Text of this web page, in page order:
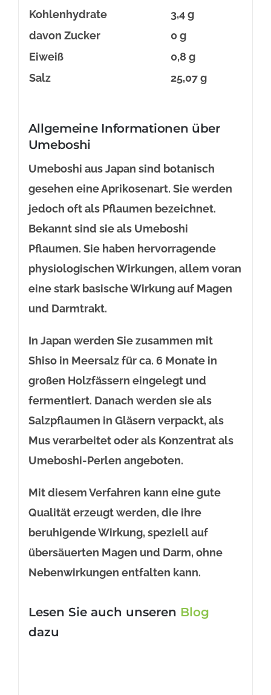
Kohlenhydrate
3,4 g
davon Zucker
0 g
Eiweiß
0,8 g
Salz
25,07 g
Allgemeine Informationen über
Umeboshi
Umeboshi aus Japan sind botanisch
gesehen eine Aprikosenart. Sie werden
jedoch oft als Pflaumen bezeichnet.
Bekannt sind sie als Umeboshi
Pflaumen. Sie haben hervorragende
physiologischen Wirkungen, allem voran
eine stark basische Wirkung auf Magen
und Darmtrakt.
In Japan werden Sie zusammen mit
Shiso in Meersalz für ca. 6 Monate in
großen Holzfässern eingelegt und
fermentiert. Danach werden sie als
Salzpflaumen in Gläsern verpackt, als
Mus verarbeitet oder als Konzentrat als
Umeboshi-Perlen angeboten.
Mit diesem Verfahren kann eine gute
Qualität erzeugt werden, die ihre
beruhigende Wirkung, speziell auf
übersäuerten Magen und Darm, ohne
Nebenwirkungen entfalten kann.
Lesen Sie auch unseren Blog
dazu